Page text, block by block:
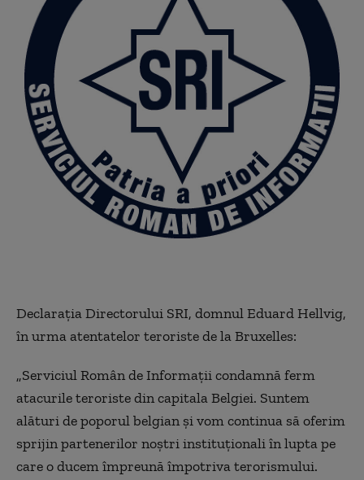
Declarația Directorului SRI, domnul Eduard Hellvig,
în urma atentatelor teroriste de la Bruxelles:
„Serviciul Român de Informații condamnă ferm
atacurile teroriste din capitala Belgiei. Suntem
alături de poporul belgian și vom continua să oferim
sprijin partenerilor noștri instituționali în lupta pe
care o ducem împreună împotriva terorismului.